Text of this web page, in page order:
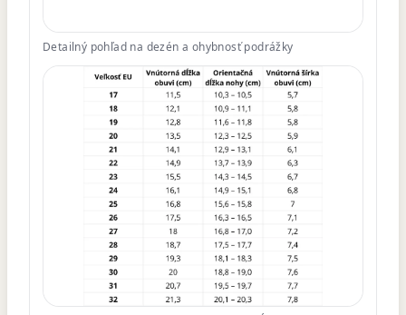
Detailný pohľad na dezén a ohybnosť podrážky